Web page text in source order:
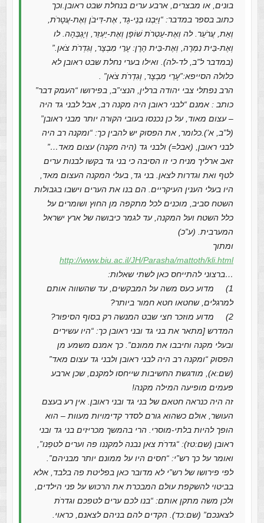
בונים, או מבצרים, ארבע ערים בנחלת שבט ראובן.וכך
כתוב בספר במדבר: “וַיִּבְנוּ בְנֵי-גָד, אֶת-דִּיבֹן וְאֶת-עֲטָרֹת,
וְאֵת, עֲרֹעֵר. לה וְאֶת-עַטְרֹת שׁוֹפָן וְאֶת-יַעְזֵר, וְיָגְבְּהָה. לו
וְאֶת-בֵּית נִמְרָה, וְאֶת-בֵּית הָרָן: עָרֵי מִבְצָר, וְגִדְרֹת צֹאן.”
(במדבר ל”ב, לד-לה). ואילו בערי נחלת שבט ראובן לא
כלולה הסייפא:”עָרֵי מִבְצָר, וְגִדְרֹת צֹאן” .
הרב נפתלי צבי יהודה ברלין, הנצי”ב, בפירושו “העמק דבר”
כותב : אמנם “לבני ראובן היה מקנה רב, אבל לבני גד היה
– עצום מאוד, על כן נכנסו בעובי הקורה יותר מבני ראובן”
(ל”ב, א’).כלומר, את הפסוק יש להבין כך: “ומקנה רב היה
לבני ראובן, (אבל=) ולבני גד (היה מקנה) עצום מאד…”
זאב ארליך מניח כי זו הסיבה כי בני גד בקשו לבנות ערים
לטף ואת וגדרות לצאן. בני גד, בעלי המקנה העצום מאד,
היו בעלי הענין העיקריים. הם בנו את הערים וישבו בגבולות
השטח סביב, מוכנים לכל מתקפה מן החוץ ושומרים על
כלל השטח ועל המקנה, עד לגמר כיבושה של ארץ ישראל
המערבית. (ע”כ)
ומתוך
http://www.biu.ac.il/JH/Parasha/mattoth/kli.html
…ברצוני להתייחס כאן לשתי שאלות:
1) מדוע כעס משה על המבקשים, עד שהשווה אותם
למרגלים, שחטאו חטא חמור ביותר?
2) מדוע מוזכר חצי שבט המנשה רק בסוף הסיפור?
המדרש [מתאר את בני גד ובני ראובן כך: “היו עשירים
ובעלי מקנה וחיבבו את ממונם”. כך אמנם משמע מן
הפסוק “ומקנה רב היה לבני ראובן ולבני גד עצום מאד”
(שם:א), מודגשת החשיבות שייחסו למקנם, שכן ארבע
פעמים מופיעה המילה מקנה!
זה היה כנראה חטאם של בני גד ובני ראובן. אין רע בעצם
העושר, אולם כשהוא גורם לסדר קדימויות מעוות – הוא
הופך להיות בלתי-מוסרי. הרי בהמשך מכריזים בני גד ובני
ראובן (שם:טז): “גדרֹת צאן נבנה למקננו פה וערים לטפֵנו”,
ואומר על כך רש”י: “חסים היו על ממונם יותר מבניהם”.
לפי פירושו של רש”י לא מדובר כאן בפליטת פה בלבד, אלא
בביטוי להשקפת עולם המבכרת את הרכוש על פני הילדים,
ולכן משה מתקן אותם: “בנו לכם ערים לטפכם וגדרֹת
לצאנכם” (שם:כד). הקדים להם בניהם לצאנם, כראוי.